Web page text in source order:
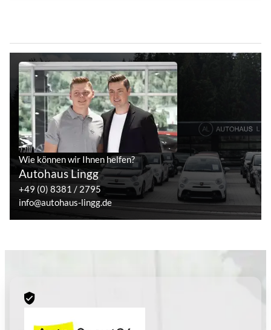
Wie können wir Ihnen helfen?
Autohaus Lingg
+49 (0) 8381 / 2795
info@autohaus-lingg.de